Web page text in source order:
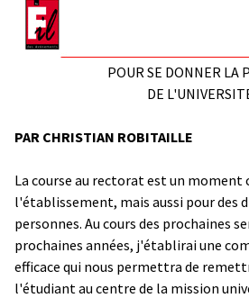
POUR SE DONNER LA
DE
PAR CHRISTIAN ROBITAILLE
La course au rectorat est un moment
l'établissement, mais aussi pour des
personnes. Au cours des prochaines
prochaines années, j'établirai une
efficace qui nous permettra de
l'étudiant au centre de la mission